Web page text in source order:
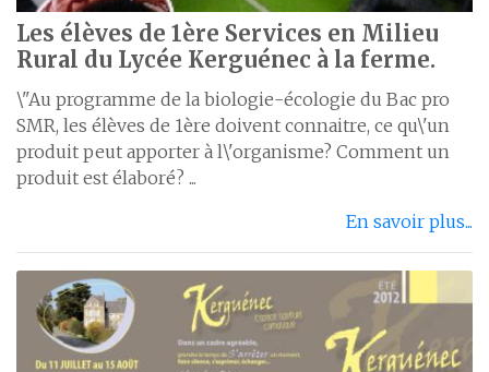
Les élèves de 1ère Services en Milieu
Rural du Lycée Kerguénec à la ferme.
\"Au programme de la biologie-écologie du Bac pro
SMR, les élèves de 1ère doivent connaitre, ce qu\'un
produit peut apporter à l\'organisme? Comment un
produit est élaboré? ...
En savoir plus...